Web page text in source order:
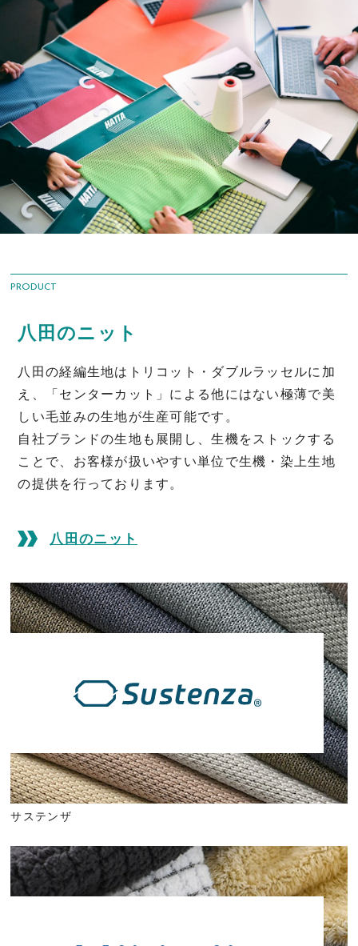
PRODUCT
八田のニット
八田の経編生地はトリコット・ダブルラッセルに加
え、
「センターカット」による他にはない極薄で美
しい毛並みの生地が生産可能です。
自社ブランドの生地も展開し、生機をストックする
ことで、お客様が扱いやすい単位で生機・染上生地
の提供を行っております。
八田のニット
サステンザ